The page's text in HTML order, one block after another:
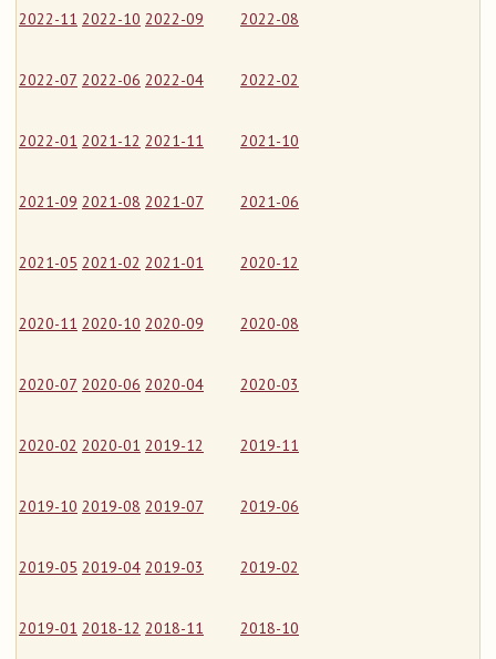
2022-11 2022-10 2022-09 2022-08
2022-07 2022-06 2022-04 2022-02
2022-01 2021-12 2021-11 2021-10
2021-09 2021-08 2021-07 2021-06
2021-05 2021-02 2021-01 2020-12
2020-11 2020-10 2020-09 2020-08
2020-07 2020-06 2020-04 2020-03
2020-02 2020-01 2019-12 2019-11
2019-10 2019-08 2019-07 2019-06
2019-05 2019-04 2019-03 2019-02
2019-01 2018-12 2018-11 2018-10